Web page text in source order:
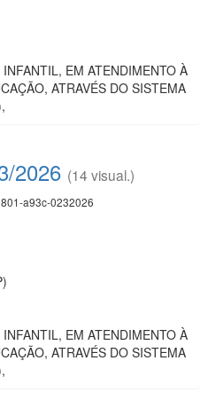
EM ATENDIMENTO À
ATRAVÉS DO SISTEMA
2026 (14 visual.)
a93c-0232026
EM ATENDIMENTO À
ATRAVÉS DO SISTEMA